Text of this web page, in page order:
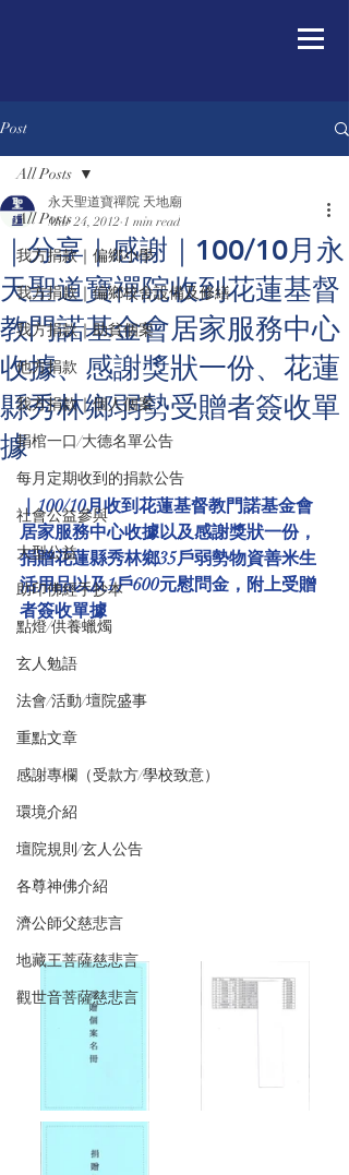
Post
All Posts
我方捐款｜偏鄉小學
我方捐款｜偏鄉校舍設備及修繕
我方捐款｜助貧個案
他方捐款
我方捐款｜個人個案
捐棺一口/大德名單公告
每月定期收到的捐款公告
社會公益參與
大型公益
助印佛經手抄本
點燈/供養蠟燭
玄人勉語
法會/活動/壇院盛事
重點文章
感謝專欄（受款方/學校致意）
環境介紹
壇院規則/玄人公告
各尊神佛介紹
濟公師父慈悲言
地藏王菩薩慈悲言
觀世音菩薩慈悲言
All Posts
｜分享｜感謝｜100/10月永
天聖道寶禪院收到花蓮基督
教門諾基金會居家服務中心
收據、感謝獎狀一份、花蓮
縣秀林鄉弱勢受贈者簽收單
據
永天聖道寶禪院 天地廟
Mar 24, 2012 1 min read
｜100/10月收到花蓮基督教門諾基金會
居家服務中心收據以及感謝獎狀一份，
捐贈花蓮縣秀林鄉35戶弱勢物資善米生
活用品以及1戶600元慰問金，附上受贈
者簽收單據